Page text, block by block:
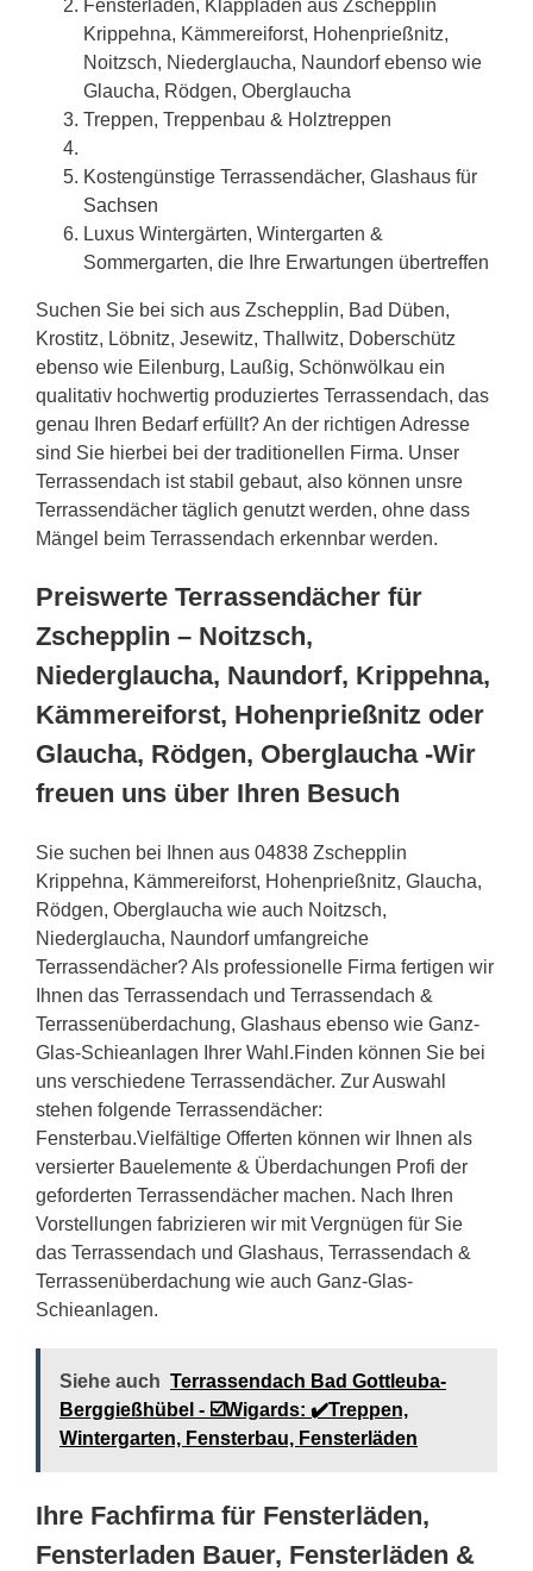
Fensterläden, Klappläden aus Zschepplin
Krippehna, Kämmereiforst, Hohenprießnitz,
Noitzsch, Niederglaucha, Naundorf ebenso wie
Glaucha, Rödgen, Oberglaucha
Treppen, Treppenbau & Holztreppen
Kostengünstige Terrassendächer, Glashaus für
Sachsen
Luxus Wintergärten, Wintergarten &
Sommergarten, die Ihre Erwartungen übertreffen
Suchen Sie bei sich aus Zschepplin, Bad Düben,
Krostitz, Löbnitz, Jesewitz, Thallwitz, Doberschütz
ebenso wie Eilenburg, Laußig, Schönwölkau ein
qualitativ hochwertig produziertes Terrassendach, das
genau Ihren Bedarf erfüllt? An der richtigen Adresse
sind Sie hierbei bei der traditionellen Firma. Unser
Terrassendach ist stabil gebaut, also können unsre
Terrassendächer täglich genutzt werden, ohne dass
Mängel beim Terrassendach erkennbar werden.
Preiswerte Terrassendächer für
Zschepplin – Noitzsch,
Niederglaucha, Naundorf, Krippehna,
Kämmereiforst, Hohenprießnitz oder
Glaucha, Rödgen, Oberglaucha -Wir
freuen uns über Ihren Besuch
Sie suchen bei Ihnen aus 04838 Zschepplin
Krippehna, Kämmereiforst, Hohenprießnitz, Glaucha,
Rödgen, Oberglaucha wie auch Noitzsch,
Niederglaucha, Naundorf umfangreiche
Terrassendächer? Als professionelle Firma fertigen wir
Ihnen das Terrassendach und Terrassendach &
Terrassenüberdachung, Glashaus ebenso wie Ganz-
Glas-Schieanlagen Ihrer Wahl.Finden können Sie bei
uns verschiedene Terrassendächer. Zur Auswahl
stehen folgende Terrassendächer:
Fensterbau.Vielfältige Offerten können wir Ihnen als
versierter Bauelemente & Überdachungen Profi der
geforderten Terrassendächer machen. Nach Ihren
Vorstellungen fabrizieren wir mit Vergnügen für Sie
das Terrassendach und Glashaus, Terrassendach &
Terrassenüberdachung wie auch Ganz-Glas-
Schieanlagen.
Siehe auch Terrassendach Bad Gottleuba-
Berggießhübel - ☑️Wigards: ✔️Treppen,
Wintergarten, Fensterbau, Fensterläden
Ihre Fachfirma für Fensterläden,
Fensterladen Bauer, Fensterläden &